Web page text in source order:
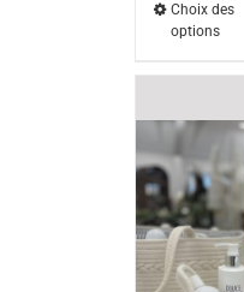
Choix des
options